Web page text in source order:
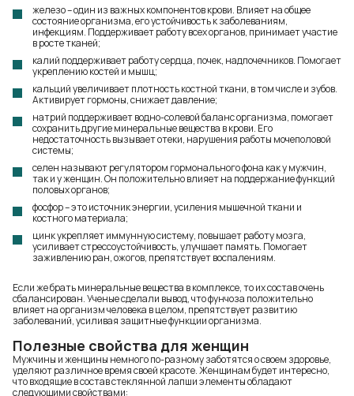
железо – один из важных компонентов крови. Влияет на общее
состояние организма, его устойчивость к заболеваниям,
инфекциям. Поддерживает работу всех органов, принимает участие
в росте тканей;
калий поддерживает работу сердца, почек, надпочечников. Помогает
укреплению костей и мышц;
кальций увеличивает плотность костной ткани, в том числе и зубов.
Активирует гормоны, снижает давление;
натрий поддерживает водно-солевой баланс организма, помогает
сохранить другие минеральные вещества в крови. Его
недостаточность вызывает отеки, нарушения работы мочеполовой
системы;
селен называют регулятором гормонального фона как у мужчин,
так и у женщин. Он положительно влияет на поддержание функций
половых органов;
фосфор – это источник энергии, усиления мышечной ткани и
костного материала;
цинк укрепляет иммунную систему, повышает работу мозга,
усиливает стрессоустойчивость, улучшает память. Помогает
заживлению ран, ожогов, препятствует воспалениям.
Если же брать минеральные вещества в комплексе, то их состав очень
сбалансирован. Ученые сделали вывод, что фунчоза положительно
влияет на организм человека в целом, препятствует развитию
заболеваний, усиливая защитные функции организма.
Полезные свойства для женщин
Мужчины и женщины немного по-разному заботятся о своем здоровье,
уделяют различное время своей красоте. Женщинам будет интересно,
что входящие в состав стеклянной лапши элементы обладают
следующими свойствами: